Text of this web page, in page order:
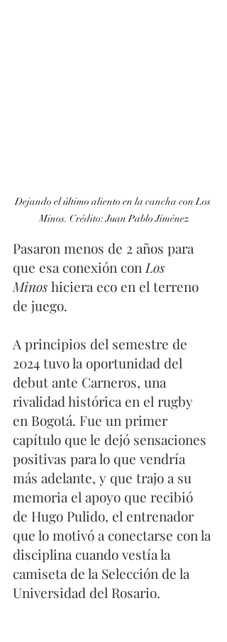
Dejando el último aliento en la cancha con Los
Minos. Crédito: Juan Pablo Jiménez
Pasaron menos de 2 años para
que esa conexión con Los
Minos hiciera eco en el terreno
de juego.
A principios del semestre de
2024 tuvo la oportunidad del
debut ante Carneros, una
rivalidad histórica en el rugby
en Bogotá. Fue un primer
capítulo que le dejó sensaciones
positivas para lo que vendría
más adelante, y que trajo a su
memoria el apoyo que recibió
de Hugo Pulido, el entrenador
que lo motivó a conectarse con la
disciplina cuando vestía la
camiseta de la Selección de la
Universidad del Rosario.